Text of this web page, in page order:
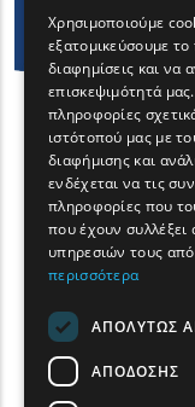
Χρησιμοποιούμε
εξατομικεύσουμε το
διαφημίσεις και να
επισκεψιμότητά
πληροφορίες
ιστότοπού μας με
διαφήμισης και
ενδέχεται να τις
πληροφορίες που
που έχουν
υπηρεσιών τους
περισσότερα
ΑΠΟΛΎΤΩΣ
ΑΠΌΔΟΣΗΣ